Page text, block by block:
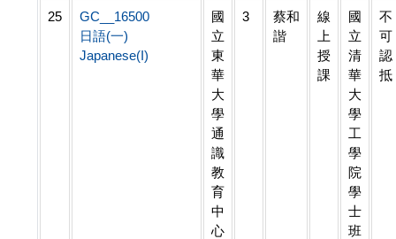
25
GC__16500
日語(一)
Japanese(I)
國
立
東
華
大
學
通
識
教
育
中
心
3
蔡和
諧
線
上
授
課
國
立
清
華
大
學
工
學
院
學
士
班
不
可
認
抵